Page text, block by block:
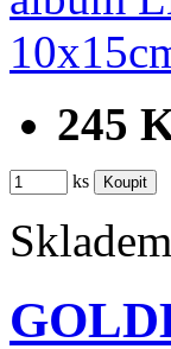
245
ks
Skladem